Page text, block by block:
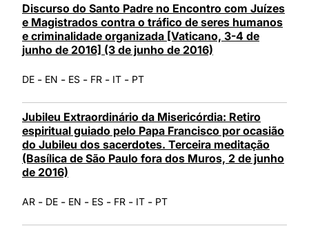
Discurso do Santo Padre no Encontro com Juízes
e Magistrados contra o tráfico de seres humanos
e criminalidade organizada [Vaticano, 3-4 de
junho de 2016] (3 de junho de 2016)
DE - EN - ES - FR - IT - PT
Jubileu Extraordinário da Misericórdia: Retiro
espiritual guiado pelo Papa Francisco por ocasião
do Jubileu dos sacerdotes. Terceira meditação
(Basílica de São Paulo fora dos Muros, 2 de junho
de 2016)
AR - DE - EN - ES - FR - IT - PT